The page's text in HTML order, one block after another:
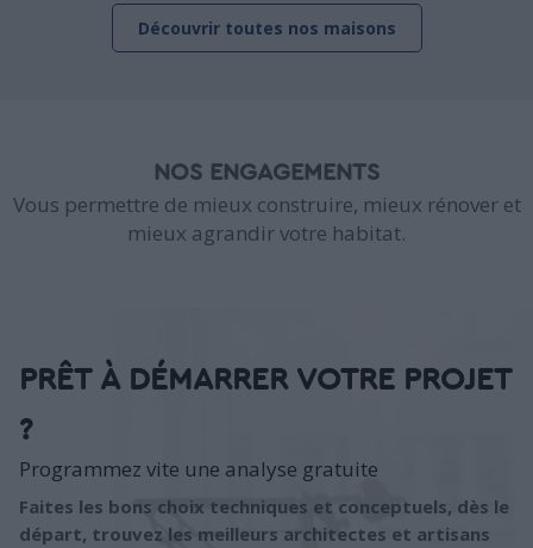
Découvrir toutes nos maisons
NOS ENGAGEMENTS
Vous permettre de mieux construire, mieux rénover et
mieux agrandir votre habitat.
PRÊT À DÉMARRER VOTRE PROJET
?
Programmez vite une analyse gratuite
Faites les bons choix techniques et conceptuels, dès le
départ, trouvez les meilleurs architectes et artisans